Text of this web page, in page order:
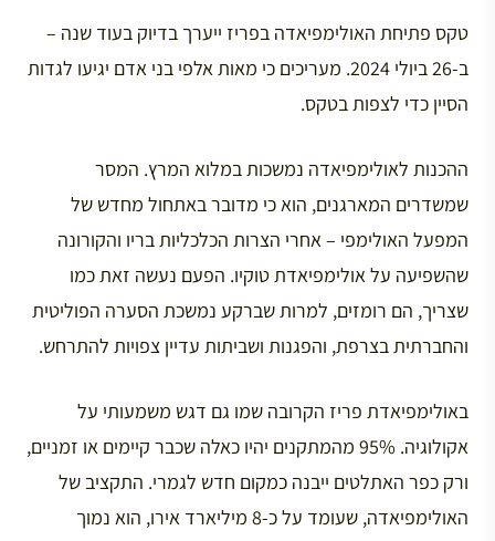
טקס פתיחת האולימפיאדה בפריז ייערך בדיוק בעוד שנה –
ב-26 ביולי 2024. מעריכים כי מאות אלפי בני אדם יגיעו לגדות
הסיין כדי לצפות בטקס.
ההכנות לאולימפיאדה נמשכות במלוא המרץ. המסר
שמשדרים המארגנים, הוא כי מדובר באתחול מחדש של
המפעל האולימפי – אחרי הצרות הכלכליות בריו והקורונה
שהשפיעה על אולימפיאדת טוקיו. הפעם נעשה זאת כמו
שצריך, הם רומזים, למרות שברקע נמשכת הסערה הפוליטית
והחברתית בצרפת, והפגנות ושביתות עדיין צפויות להתרחש.
באולימפיאדת פריז הקרובה שמו גם דגש משמעותי על
אקולוגיה. 95% מהמתקנים יהיו כאלה שכבר קיימים או זמניים,
ורק כפר האתלטים ייבנה כמקום חדש לגמרי. התקציב של
האולימפיאדה, שעומד על כ-8 מיליארד אירו, הוא נמוך